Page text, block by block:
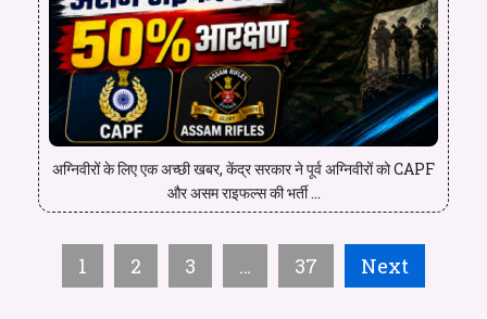
अग्निवीरों के लिए एक अच्छी खबर, केंद्र सरकार ने पूर्व अग्निवीरों को CAPF
और असम राइफल्स की भर्ती ...
1 2 3 … 37 Next